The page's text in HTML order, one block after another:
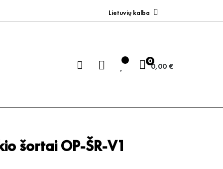
Lietuvių kalba
00,00 €
šortai OP-ŠR-V1